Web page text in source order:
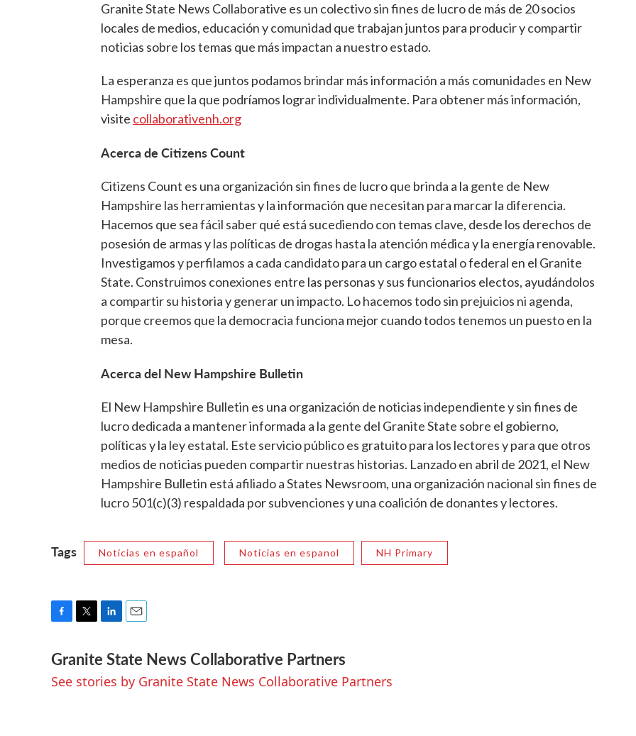
Granite State News Collaborative es un colectivo sin fines de lucro de más de 20 socios
locales de medios, educación y comunidad que trabajan juntos para producir y compartir
noticias sobre los temas que más impactan a nuestro estado.
La esperanza es que juntos podamos brindar más información a más comunidades en New
Hampshire que la que podríamos lograr individualmente. Para obtener más información,
visite collaborativenh.org
Acerca de Citizens Count
Citizens Count es una organización sin fines de lucro que brinda a la gente de New
Hampshire las herramientas y la información que necesitan para marcar la diferencia.
Hacemos que sea fácil saber qué está sucediendo con temas clave, desde los derechos de
posesión de armas y las políticas de drogas hasta la atención médica y la energía renovable.
Investigamos y perfilamos a cada candidato para un cargo estatal o federal en el Granite
State. Construimos conexiones entre las personas y sus funcionarios electos, ayudándolos
a compartir su historia y generar un impacto. Lo hacemos todo sin prejuicios ni agenda,
porque creemos que la democracia funciona mejor cuando todos tenemos un puesto en la
mesa.
Acerca del New Hampshire Bulletin
El New Hampshire Bulletin es una organización de noticias independiente y sin fines de
lucro dedicada a mantener informada a la gente del Granite State sobre el gobierno,
políticas y la ley estatal. Este servicio público es gratuito para los lectores y para que otros
medios de noticias pueden compartir nuestras historias. Lanzado en abril de 2021, el New
Hampshire Bulletin está afiliado a States Newsroom, una organización nacional sin fines de
lucro 501(c)(3) respaldada por subvenciones y una coalición de donantes y lectores.
Tags Noticias en español Noticias en espanol NH Primary
c
e
b
i
t
t
n
k
e
a
i
l
Granite State News Collaborative Partners
See stories by Granite State News Collaborative Partners